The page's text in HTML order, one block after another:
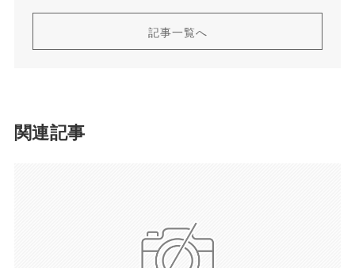
記事一覧へ
関連記事